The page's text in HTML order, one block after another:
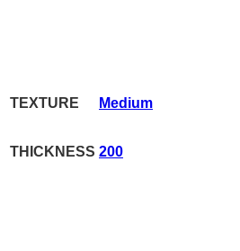
TEXTURE Medium
THICKNESS 200